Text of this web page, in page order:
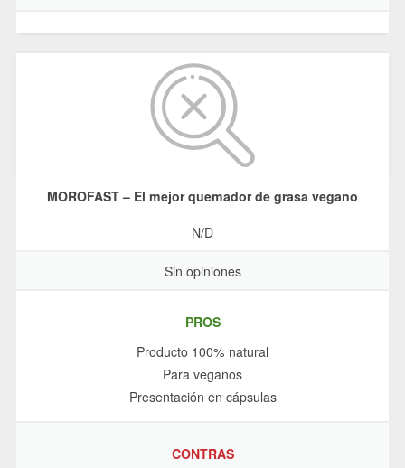
MOROFAST – El mejor quemador de grasa vegano
N/D
Sin opiniones
PROS
Producto 100% natural
Para veganos
Presentación en cápsulas
CONTRAS